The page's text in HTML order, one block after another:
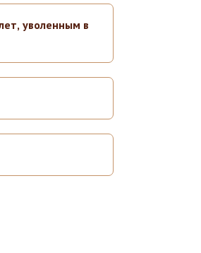
уволенным в